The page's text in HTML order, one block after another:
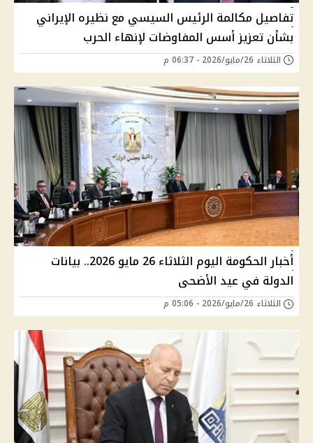
تفاصيل مكالمة الرئيس السيسي مع نظيره الإيراني
بشأن تعزيز أسس المفاوضات لإنهاء الحرب
الثلاثاء 26/مايو/2026 - 06:37 م
أخبار الحكومة اليوم الثلاثاء 26 مايو 2026.. بيانات
الدولة في عيد الأضحى
الثلاثاء 26/مايو/2026 - 05:06 م